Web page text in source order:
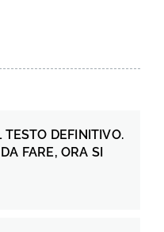
DEFINITIVO.
FARE, ORA SI